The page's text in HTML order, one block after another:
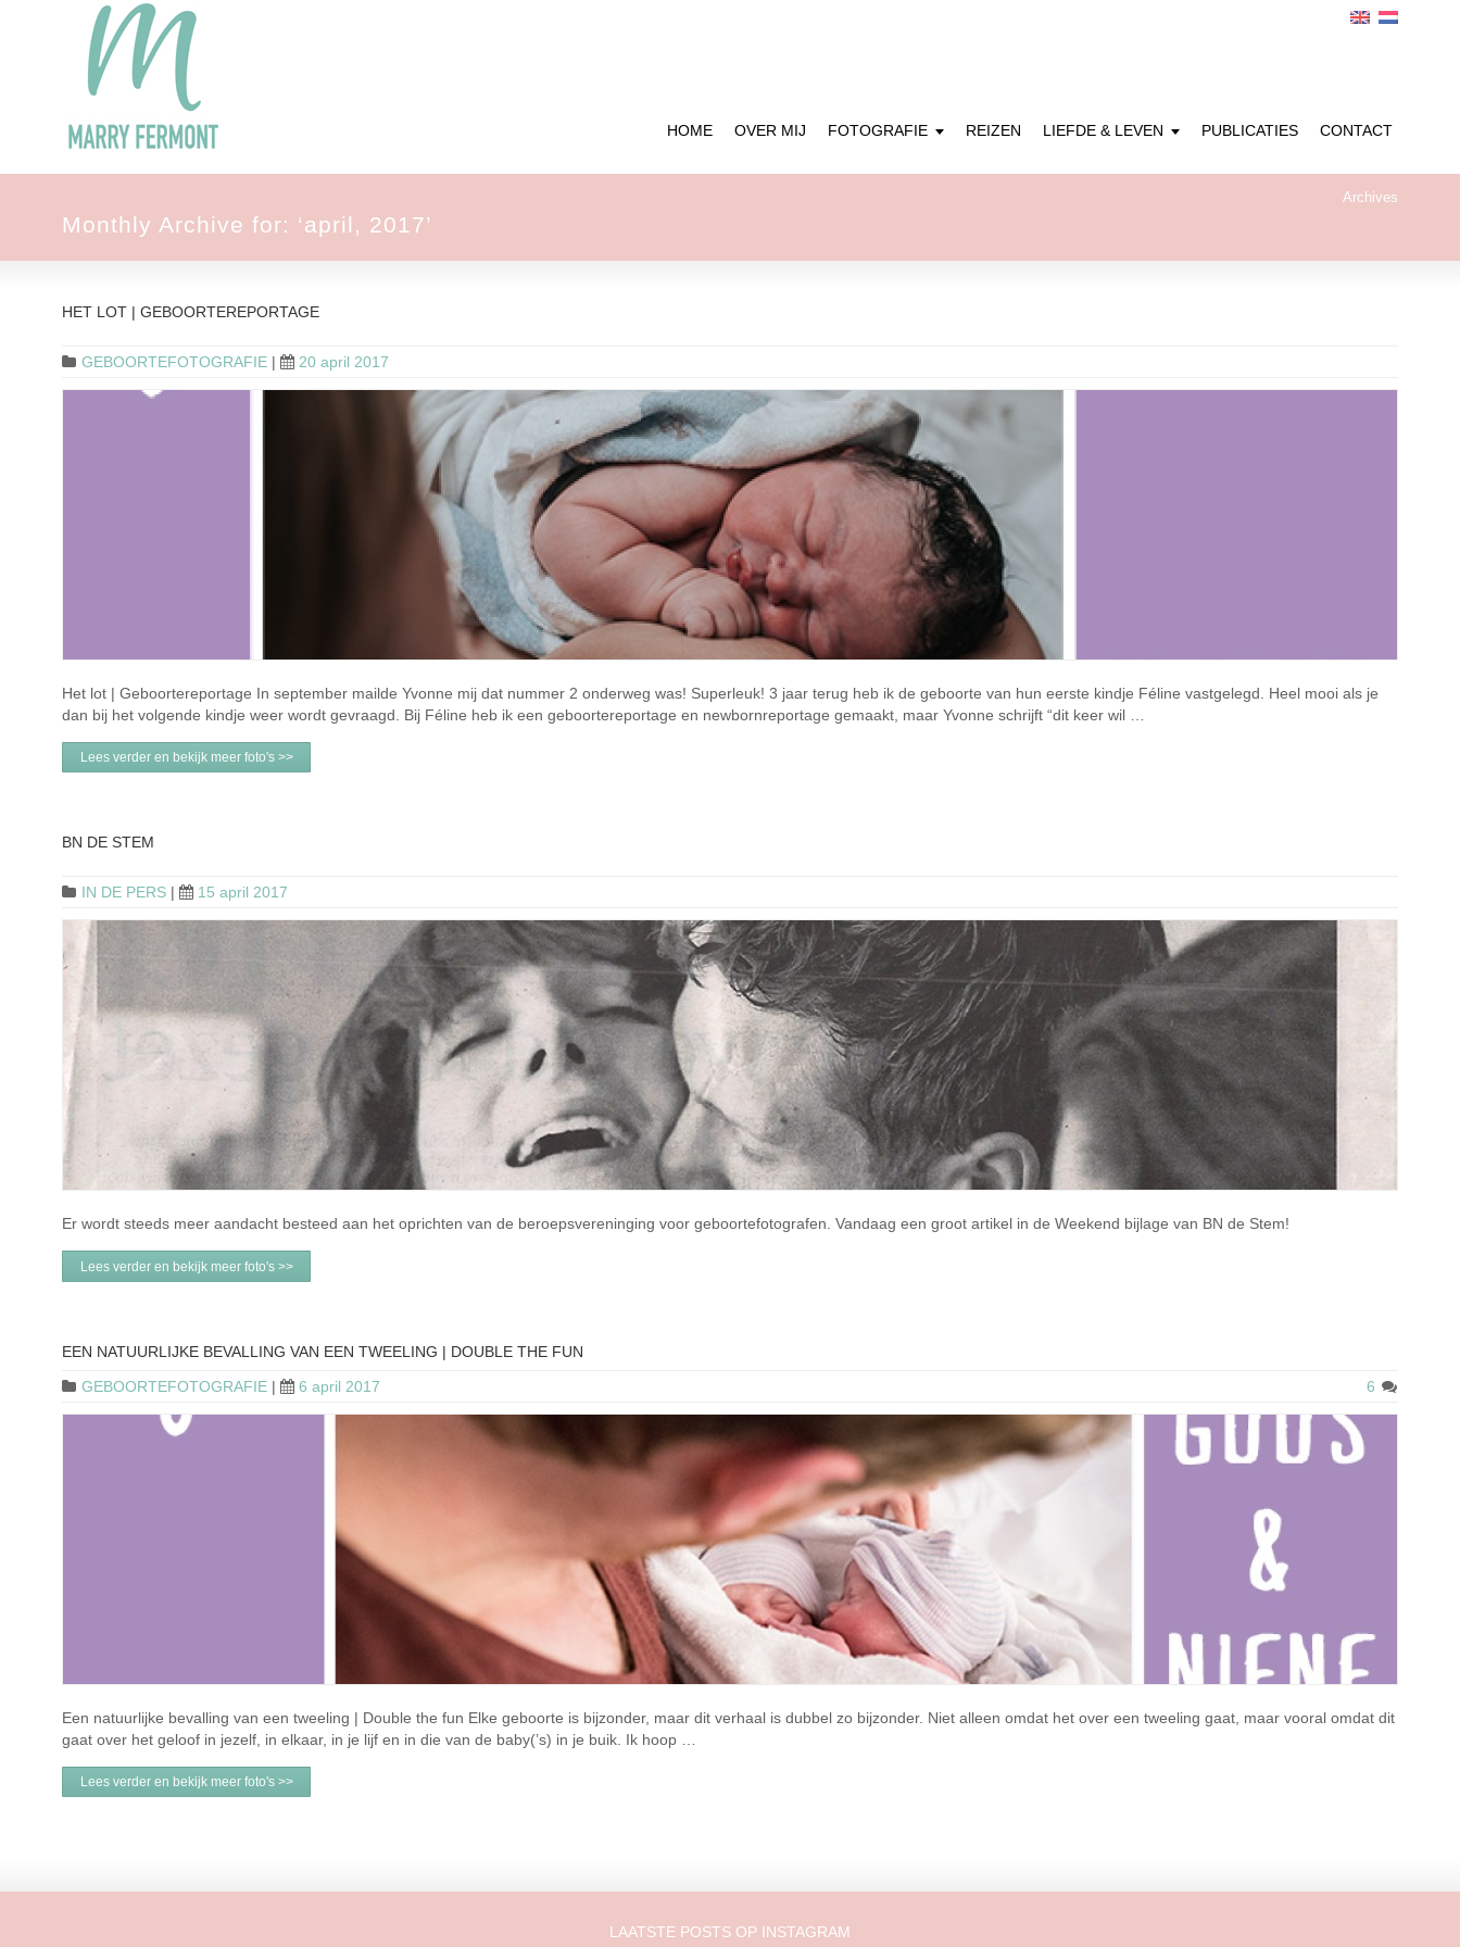
HOME OVER MIJ FOTOGRAFIE REIZEN LIEFDE & LEVEN PUBLICATIES CONTACT
Archives
Monthly Archive for: ‘april, 2017’
HET LOT | GEBOORTEREPORTAGE
GEBOORTEFOTOGRAFIE | 20 april 2017
Het lot | Geboortereportage In september mailde Yvonne mij dat nummer 2 onderweg was! Superleuk! 3 jaar terug heb ik de geboorte van hun eerste kindje Féline vastgelegd. Heel mooi als je
dan bij het volgende kindje weer wordt gevraagd. Bij Féline heb ik een geboortereportage en newbornreportage gemaakt, maar Yvonne schrijft “dit keer wil …
Lees verder en bekijk meer foto's >>
BN DE STEM
IN DE PERS | 15 april 2017
Er wordt steeds meer aandacht besteed aan het oprichten van de beroepsvereninging voor geboortefotografen. Vandaag een groot artikel in de Weekend bijlage van BN de Stem!
Lees verder en bekijk meer foto's >>
EEN NATUURLIJKE BEVALLING VAN EEN TWEELING | DOUBLE THE FUN
GEBOORTEFOTOGRAFIE | 6 april 2017 6
Een natuurlijke bevalling van een tweeling | Double the fun Elke geboorte is bijzonder, maar dit verhaal is dubbel zo bijzonder. Niet alleen omdat het over een tweeling gaat, maar vooral omdat dit
gaat over het geloof in jezelf, in elkaar, in je lijf en in die van de baby(’s) in je buik. Ik hoop …
Lees verder en bekijk meer foto's >>
LAATSTE POSTS OP INSTAGRAM